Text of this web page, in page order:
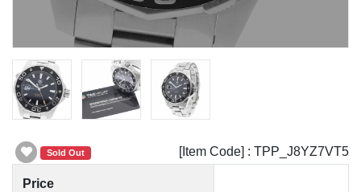
Sold Out [Item Code] : TPP_J8YZ7VT5
Price